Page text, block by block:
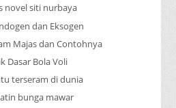
novel siti nurbaya
dan Eksogen
Majas dan Contohnya
Dasar Bola Voli
terseram di dunia
bunga mawar